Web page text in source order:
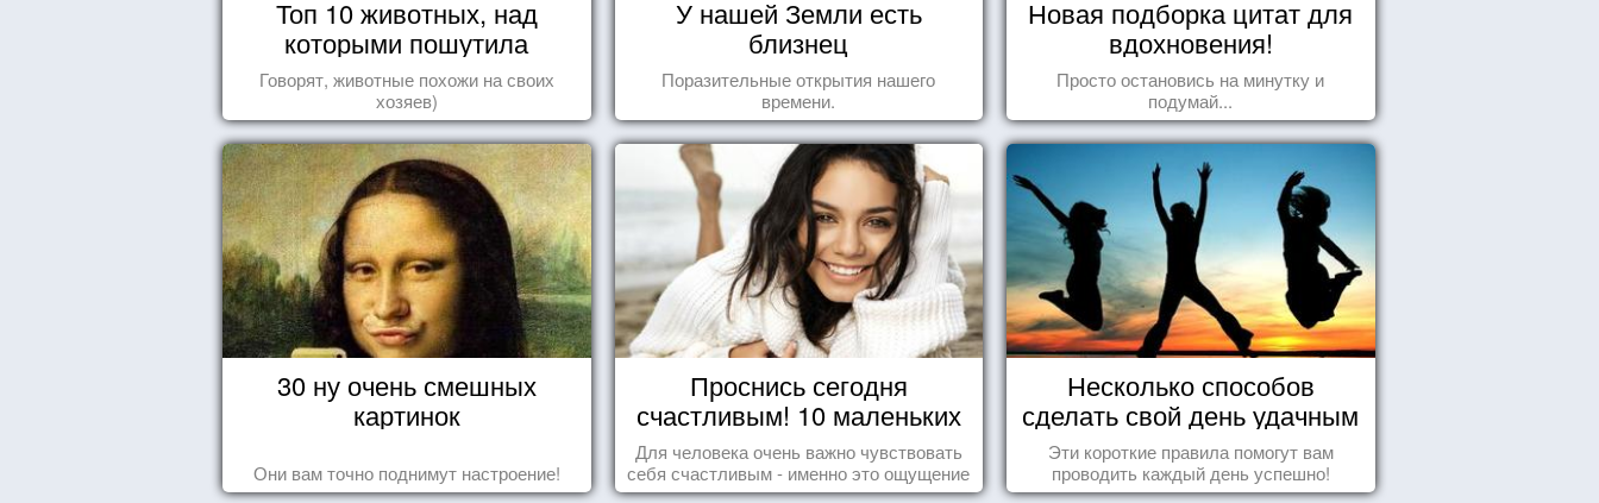
Топ 10 животных, над
которыми пошутила
природа
Говорят, животные похожи на своих
хозяев)
У нашей Земли есть
близнец
Поразительные открытия нашего
времени.
Новая подборка цитат для
вдохновения!
Просто остановись на минутку и
подумай...
30 ну очень смешных
картинок
Они вам точно поднимут настроение!
Проснись сегодня
счастливым! 10 маленьких
радостей настоящего
Счастья
Для человека очень важно чувствовать
себя счастливым - именно это ощущение
дарит позитивные эмоции и превращает
Несколько способов
сделать свой день удачным
Эти короткие правила помогут вам
проводить каждый день успешно!